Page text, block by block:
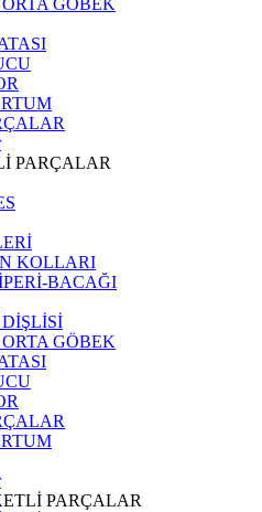
GÖBEK
PARÇALAR
KOLLARI
BACAĞI
GÖBEK
PARÇALAR